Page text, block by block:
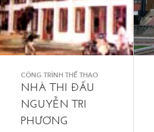
CÔNG TRÌNH THỂ THAO
NHÀ THI ĐẤU
NGUYỄN TRI
PHƯƠNG